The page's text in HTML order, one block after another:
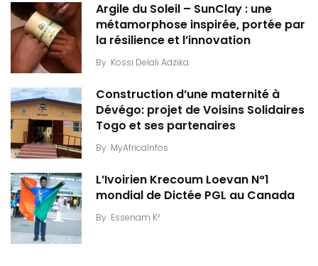
Argile du Soleil – SunClay : une
métamorphose inspirée, portée par
la résilience et l’innovation
By Kossi Delali Adzika
Construction d’une maternité à
Dévégo: projet de Voisins Solidaires
Togo et ses partenaires
By MyAfricaInfos
L’Ivoirien Krecoum Loevan N°1
mondial de Dictée PGL au Canada
By Essenam K²